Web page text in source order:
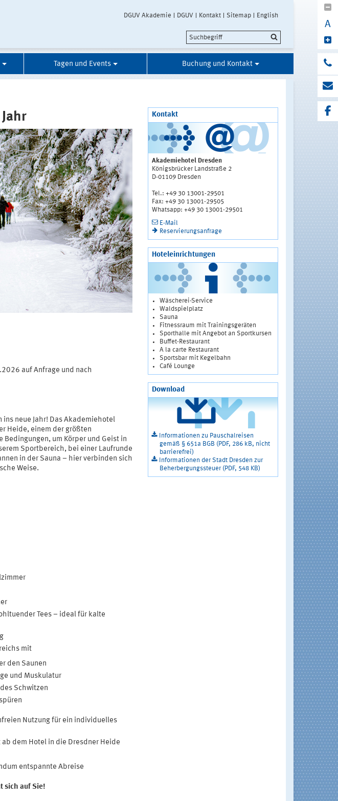
DGUV Akademie DGUV Kontakt Sitemap English
A
Tagen und Events Buchung und Kontakt
auf Anfrage und nach
neue Jahr! Das Akademiehotel
Heide, einem der größten
um Körper und Geist in
Sportbereich, bei einer Laufrunde
in der Sauna – hier verbinden sich
Weise.
Tees – ideal für kalte
mit
den Saunen
und Muskulatur
Schwitzen
Nutzung für ein individuelles
dem Hotel in die Dresdner Heide
entspannte Abreise
sich auf Sie!
Kontakt
Akademiehotel Dresden
Königsbrücker Landstraße 2
D-01109 Dresden
Tel.: +49 30 13001-29501
Fax: +49 30 13001-29505
Whatsapp: +49 30 13001-29501
E-Mail
Reservierungsanfrage
Hoteleinrichtungen
Wäscherei-Service
Waldspielplatz
Sauna
Fitnessraum mit Trainingsgeräten
Sporthalle mit Angebot an Sportkursen
Buffet-Restaurant
A la carte Restaurant
Sportsbar mit Kegelbahn
Café Lounge
Download
Informationen zu Pauschalreisen
gemäß § 651a BGB (PDF, 286 kB, nicht
barrierefrei)
Informationen der Stadt Dresden zur
Beherbergungssteuer (PDF, 548 KB)